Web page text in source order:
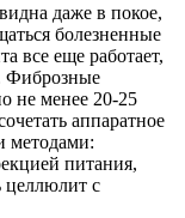
даже в покое,
болезненные
все еще работает,
Фиброзные
не менее 20-25
аппаратное
методами:
питания,
целлюлит с